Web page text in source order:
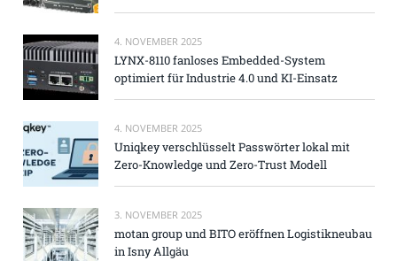
4. NOVEMBER 2025
LYNX-8110 fanloses Embedded-System
optimiert für Industrie 4.0 und KI-Einsatz
4. NOVEMBER 2025
Uniqkey verschlüsselt Passwörter lokal mit
Zero-Knowledge und Zero-Trust Modell
3. NOVEMBER 2025
motan group und BITO eröffnen Logistikneubau
in Isny Allgäu